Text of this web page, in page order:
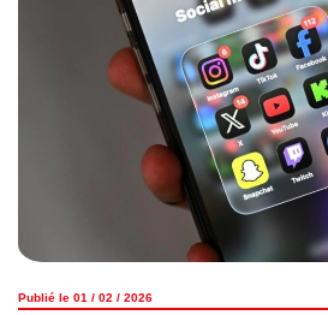
Publié le 01 / 02 / 2026